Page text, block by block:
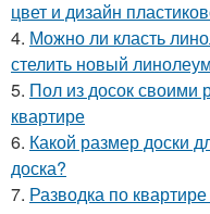
цвет и дизайн
4. Можно ли класть
стелить новый
5. Пол из досок своими
квартире
6. Какой размер доски
доска?
7. Разводка по